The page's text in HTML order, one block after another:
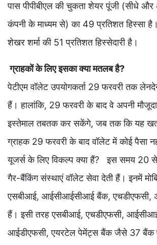
पास पीपीबीएल की चुकता शेयर पूंजी (सीधे
कंपनी के माध्यम से) का 49 प्रतिशत हिस्सा
शेखर शर्मा की 51 प्रतिशत हिस्सेदारी है।
ग्राहकों के लिए इसका क्या मतलब है?
पेटीएम वॉलेट उपयोगकर्ता 29 फरवरी तक
हैं। हालांकि, 29 फरवरी के बाद वे अपनी
इस्तेमाल तबतक कर सकेंगे, जब तक कि यह
ग्राहक 29 फरवरी के बाद वॉलेट में कोई पैसा
यूजर्स के लिए विकल्प क्या हैं? इस समय 20
गैर-बैंकिंग संस्थाएं वॉलेट सेवा देती हैं। इनमें
एसबीआई, आईसीआईसीआई बैंक, एचडीएफसी,
हैं। इसी तरह एसबीआई, एचडीएफसी,
आईडीएफसी, एयरटेल पेमेंट्स बैंक जैसे 37 बैंक